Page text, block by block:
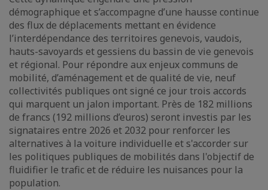
démographique et s’accompagne d’une hausse continue
des flux de déplacements mettant en évidence
l’interdépendance des territoires genevois, vaudois,
hauts-savoyards et gessiens du bassin de vie genevois
et régional. Pour répondre aux enjeux communs de
mobilité, d’aménagement et de qualité de vie, neuf
collectivités publiques ont signé ce jour trois accords
qui marquent un jalon important. Près de 182 millions
de francs (192 millions d’euros) seront investis par les
signataires entre 2026 et 2032 pour renforcer les
alternatives à la voiture individuelle et s'accorder sur
les politiques publiques de mobilités dans l'objectif de
fluidifier le trafic et de réduire les nuisances pour la
population.